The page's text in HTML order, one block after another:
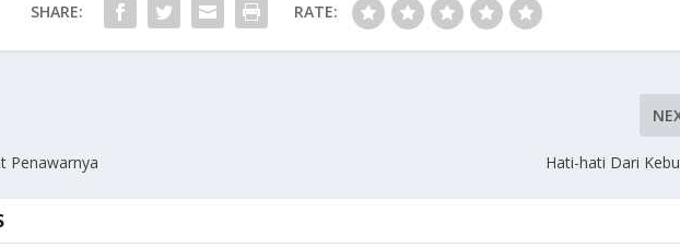
SHARE: RATE:
Penawarnya Hati-hati Dari